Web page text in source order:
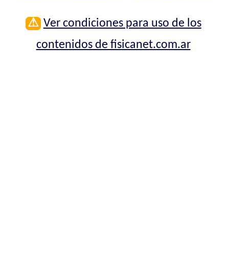
⚠ Ver condiciones para uso de los
contenidos de fisicanet.com.ar